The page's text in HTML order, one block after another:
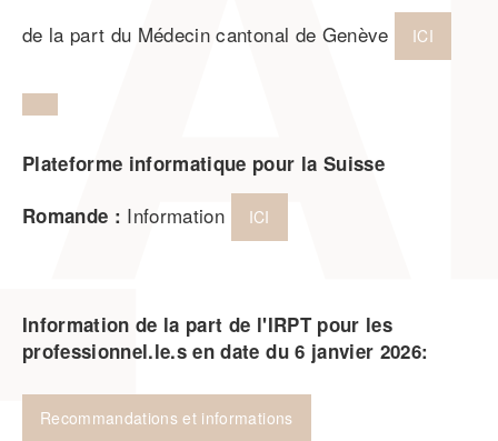
de la part du Médecin cantonal de Genève
ICI
Plateforme informatique pour la Suisse
Romande : Information ICI
Information de la part de l'IRPT pour les
professionnel.le.s en date du 6 janvier 2026:
Recommandations et informations